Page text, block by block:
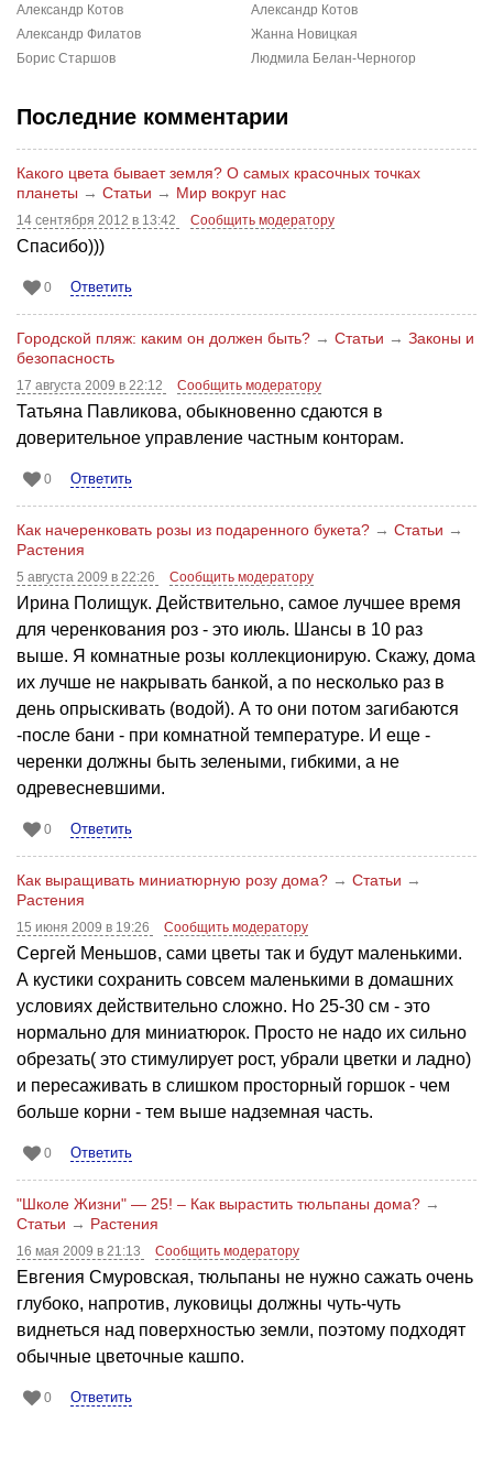
Александр Котов
Александр Филатов
Борис Старшов
Александр Котов
Жанна Новицкая
Людмила Белан-Черногор
Последние комментарии
Какого цвета бывает земля? О самых красочных точках
планеты → Статьи → Мир вокруг нас
14 сентября 2012 в 13:42 Сообщить модератору
Спасибо)))
0 Ответить
Городской пляж: каким он должен быть? → Статьи → Законы и
безопасность
17 августа 2009 в 22:12 Сообщить модератору
Татьяна Павликова, обыкновенно сдаются в
доверительное управление частным конторам.
0 Ответить
Как начеренковать розы из подаренного букета? → Статьи →
Растения
5 августа 2009 в 22:26 Сообщить модератору
Ирина Полищук. Действительно, самое лучшее время
для черенкования роз - это июль. Шансы в 10 раз
выше. Я комнатные розы коллекционирую. Скажу, дома
их лучше не накрывать банкой, а по несколько раз в
день опрыскивать (водой). А то они потом загибаются
-после бани - при комнатной температуре. И еще -
черенки должны быть зелеными, гибкими, а не
одревесневшими.
0 Ответить
Как выращивать миниатюрную розу дома? → Статьи →
Растения
15 июня 2009 в 19:26 Сообщить модератору
Сергей Меньшов, сами цветы так и будут маленькими.
А кустики сохранить совсем маленькими в домашних
условиях действительно сложно. Но 25-30 см - это
нормально для миниатюрок. Просто не надо их сильно
обрезать( это стимулирует рост, убрали цветки и ладно)
и пересаживать в слишком просторный горшок - чем
больше корни - тем выше надземная часть.
0 Ответить
"Школе Жизни" — 25! – Как вырастить тюльпаны дома? →
Статьи → Растения
16 мая 2009 в 21:13 Сообщить модератору
Евгения Смуровская, тюльпаны не нужно сажать очень
глубоко, напротив, луковицы должны чуть-чуть
виднеться над поверхностью земли, поэтому подходят
обычные цветочные кашпо.
0 Ответить